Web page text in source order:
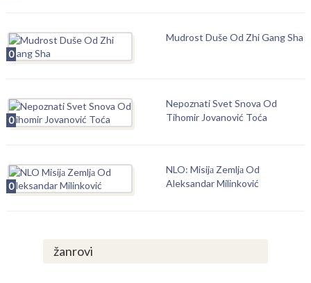
0
Mudrost Duše Od Zhi Gang Sha
0
Nepoznati Svet Snova Od
Tihomir Jovanović Toća
0
NLO: Misijа Zemljа Od
Aleksandar Milinković
žanrovi